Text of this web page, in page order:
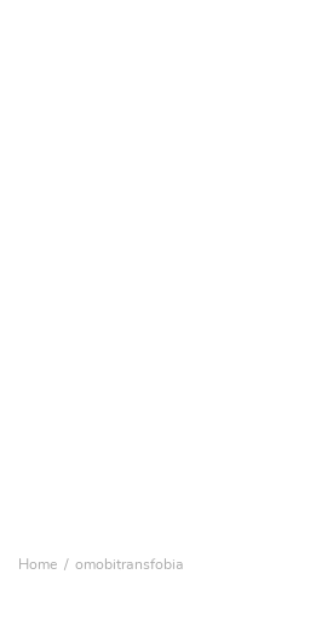
Home omobitransfobia